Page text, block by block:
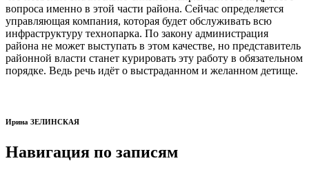
вопроса именно в этой части района. Сейчас определяется
управляющая компания, которая будет обслуживать всю
инфраструктуру технопарка. По закону администрация
района не может выступать в этом качестве, но представитель
районной власти станет курировать эту работу в обязательном
порядке. Ведь речь идёт о выстраданном и желанном детище.
Ирина ЗЕЛИНСКАЯ
Навигация по записям